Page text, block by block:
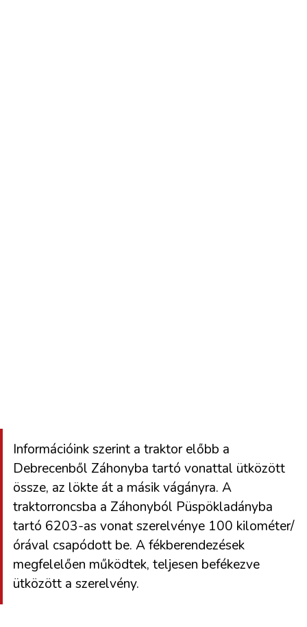
Információink szerint a traktor előbb a
Debrecenből Záhonyba tartó vonattal ütközött
össze, az lökte át a másik vágányra. A
traktorroncsba a Záhonyból Püspökladányba
tartó 6203-as vonat szerelvénye 100 kilométer/
órával csapódott be. A fékberendezések
megfelelően működtek, teljesen befékezve
ütközött a szerelvény.